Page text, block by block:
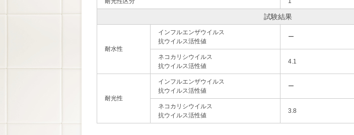
試験結果
耐水性
インフルエンザウイルス
抗ウイルス活性値
ー
ネコカリシウイルス
抗ウイルス活性値
4.1
耐光性
インフルエンザウイルス
抗ウイルス活性値
ー
ネコカリシウイルス
抗ウイルス活性値
3.8